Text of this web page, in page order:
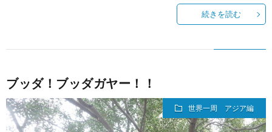
続きを読む
ブッダ！ブッダガヤー！！
世界一周 アジア編